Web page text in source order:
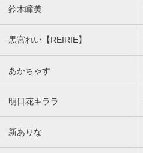
鈴木瞳美
黒宮れい【REIRIE】
あかちゃす
明日花キララ
新ありな